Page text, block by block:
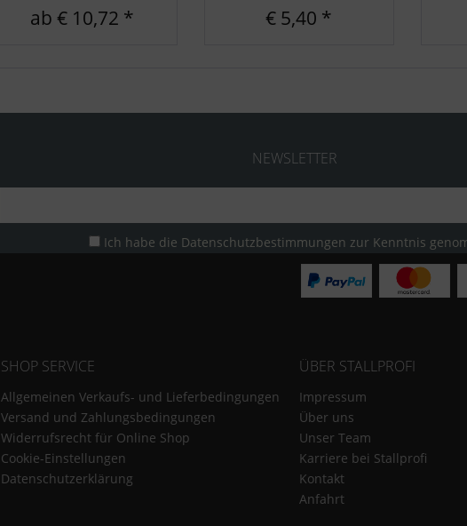
ab € 10,72 * € 5,40 *
NEWSLETTER
Ich habe die Datenschutzbestimmungen zur Kenntnis
SHOP SERVICE
Allgemeinen Verkaufs- und Lieferbedingungen
Versand und Zahlungsbedingungen
Widerrufsrecht für Online Shop
Cookie-Einstellungen
Datenschutzerklärung
ÜBER STALLPROFI
Impressum
Über uns
Unser Team
Karriere bei Stallprofi
Kontakt
Anfahrt